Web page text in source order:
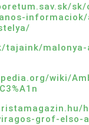
sk/
informaciok/
tajaink/
wiki/
grof-elso-